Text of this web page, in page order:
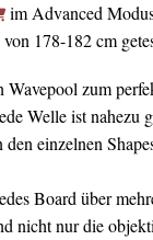
im Advanced
178-182 cm
Wavepool zum
Welle ist nahezu
einzelnen
Board über
nicht nur die